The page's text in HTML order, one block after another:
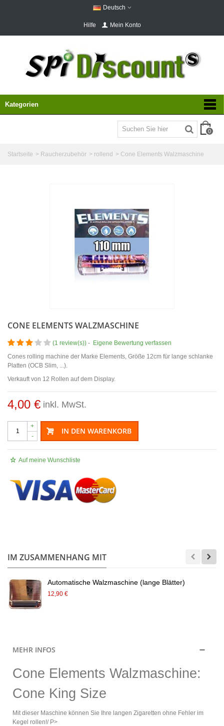
Deutsch
Hilfe Mein Konto
Kategorien
0
Startseite > Raucherzubehör > rollend > Cone Elements Walzmaschine
CONE ELEMENTS WALZMASCHINE
(1 review(s)) - Eigene Bewertung verfassen
Cones rolling machine der Marke Elements, Größe 12cm für lange schlanke
Platten (OCB Slim, ...).
Verkauft von 12 Rollen auf dem Display.
4,00 € inkl. MwSt.
-
+ IN DEN WARENKORB
Auf meine Wunschliste
IM ZUSAMMENHANG MIT
Automatische Walzmaschine (lange Blätter)
12,90 €
MEHR INFOS
Cone Elements Walzmaschine:
Cone King Size
Mit dieser Maschine können Sie Ihre langen Zigaretten ohne Fehler im
Kegel rollen!/ P>